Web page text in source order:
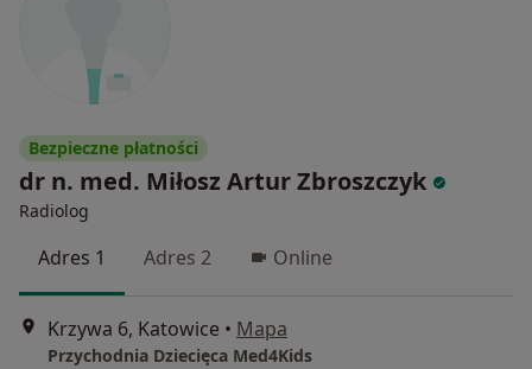
Bezpieczne płatności
dr n. med. Miłosz Artur Zbroszczyk
Radiolog
Adres 1 Adres 2 Online
Krzywa 6, Katowice • Mapa
Przychodnia Dziecięca Med4Kids